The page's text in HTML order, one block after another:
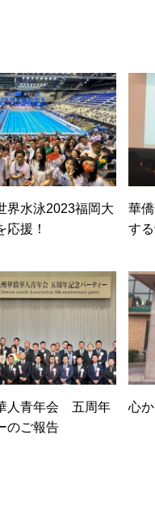
界水泳2023福岡大
応援！
華
す
人青年会 五周年
のご報告
心